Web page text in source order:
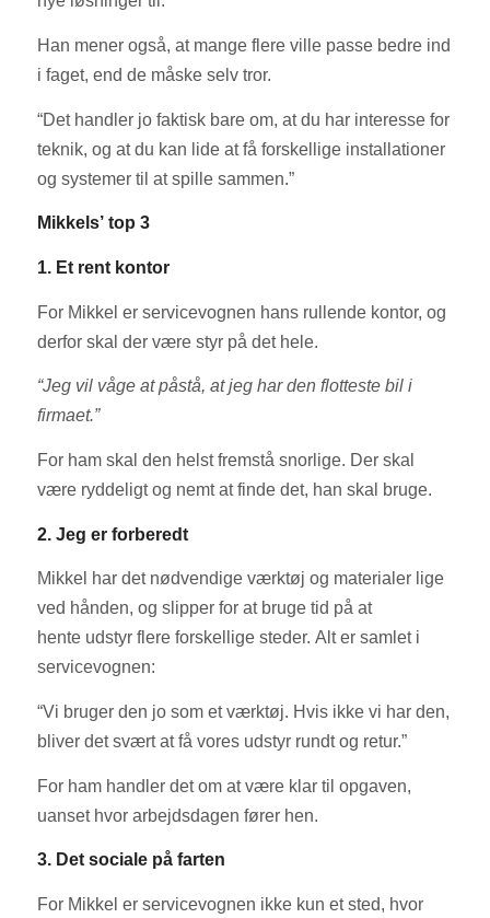
Han mener også, at mange flere ville passe bedre ind
i faget, end de måske selv tror.
“Det handler jo faktisk bare om, at du har interesse for
teknik, og at du kan lide at få forskellige installationer
og systemer til at spille sammen.”
Mikkels’ top 3
1. Et rent kontor
For Mikkel er servicevognen hans rullende kontor, og
derfor skal der være styr på det hele.
“Jeg vil våge at påstå, at jeg har den flotteste bil i
firmaet.”
For ham skal den helst fremstå snorlige. Der skal
være ryddeligt og nemt at finde det, han skal bruge.
2. Jeg er forberedt
Mikkel har det nødvendige værktøj og materialer lige
ved hånden, og slipper for at bruge tid på at
hente udstyr flere forskellige steder. Alt er samlet i
servicevognen:
“Vi bruger den jo som et værktøj. Hvis ikke vi har den,
bliver det svært at få vores udstyr rundt og retur.”
For ham handler det om at være klar til opgaven,
uanset hvor arbejdsdagen fører hen.
3. Det sociale på farten
For Mikkel er servicevognen ikke kun et sted, hvor